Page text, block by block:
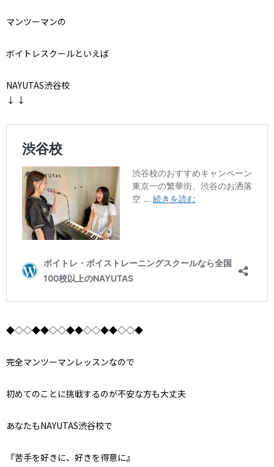
マンツーマンの
ボイトレスクールといえば
NAYUTAS渋谷校
↓ ↓
◆◇◇◆◆◇◇◆◆◇◇◆◆◇◇◆
完全マンツーマンレッスンなので
初めてのことに挑戦するのが不安な方も大丈夫
あなたもNAYUTAS渋谷校で
『苦手を好きに、好きを得意に』